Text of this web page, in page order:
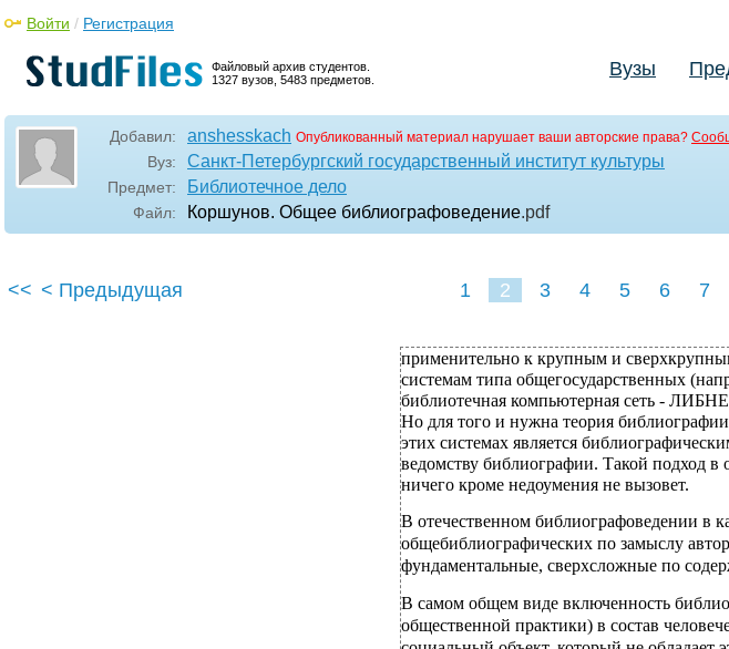
Файловый архив студентов.
1327 вузов, 5483 предметов.
Войти / Регистрация
Вузы
Добавил: anshesskach Опубликованный материал нарушает ваши авторские права?
Вуз: Санкт-Петербургский государственный институт культуры
Предмет: Библиотечное дело
Файл: Коршунов. Общее библиографоведение.pdf
<< < Предыдущая 1 2 3 4 5 6 7
применительно к крупным и
системам типа общегосударственных
библиотечная компьютерная сеть -
Но для того и нужна теория
этих системах является
ведомству библиографии. Такой подход в
ничего кроме недоумения не вызовет.
В отечественном библиографоведении в
общебиблиографических по замыслу
фундаментальные, сверхсложные по
В самом общем виде включенность
общественной практики) в состав